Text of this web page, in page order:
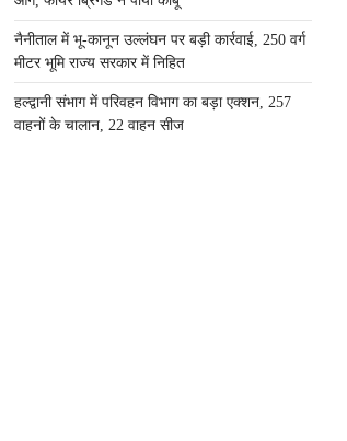
नैनीताल में भू-कानून उल्लंघन पर बड़ी कार्रवाई, 250 वर्ग
मीटर भूमि राज्य सरकार में निहित
हल्द्वानी संभाग में परिवहन विभाग का बड़ा एक्शन, 257
वाहनों के चालान, 22 वाहन सीज